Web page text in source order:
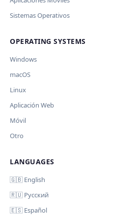
Ключ и модель сохраняются в
Обрабатывать клавиши для
AI заполнит ключи только для
Остальные оставит пустыми.
Sistemas Operativos
OPERATING SYSTEMS
Windows
macOS
Linux
Aplicación Web
Móvil
Otro
LANGUAGES
🇬🇧 English
🇷🇺 Русский
🇪🇸 Español